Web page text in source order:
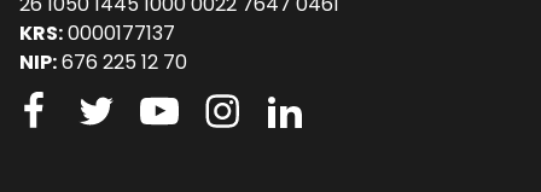
KRS:0000177137
NIP:676 225 12 70